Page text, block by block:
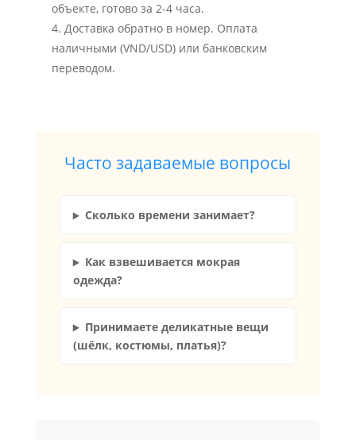
объекте, готово за 2-4 часа.
Доставка обратно в номер. Оплата
наличными (VND/USD) или банковским
переводом.
Часто задаваемые вопросы
Сколько времени занимает?
Как взвешивается мокрая
одежда?
Принимаете деликатные вещи
(шёлк, костюмы, платья)?